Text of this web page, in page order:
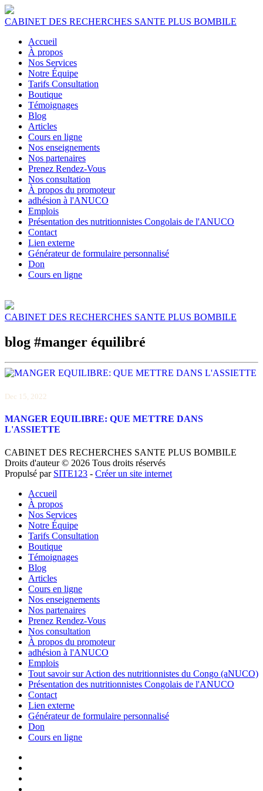
CABINET DES RECHERCHES SANTE PLUS BOMBILE
Accueil
À propos
Nos Services
Notre Équipe
Tarifs Consultation
Boutique
Témoignages
Blog
Articles
Cours en ligne
Nos enseignements
Nos partenaires
Prenez Rendez-Vous
Nos consultation
À propos du promoteur
adhésion à l'ANUCO
Emplois
Présentation des nutritionnistes Congolais de l'ANUCO
Contact
Lien externe
Générateur de formulaire personnalisé
Don
Cours en ligne
CABINET DES RECHERCHES SANTE PLUS BOMBILE
blog #manger équilibré
Dec 15, 2022
MANGER EQUILIBRE: QUE METTRE DANS
L'ASSIETTE
CABINET DES RECHERCHES SANTE PLUS BOMBILE
Droits d'auteur © 2026 Tous droits réservés
Propulsé par SITE123 - Créer un site internet
Accueil
À propos
Nos Services
Notre Équipe
Tarifs Consultation
Boutique
Témoignages
Blog
Articles
Cours en ligne
Nos enseignements
Nos partenaires
Prenez Rendez-Vous
Nos consultation
À propos du promoteur
adhésion à l'ANUCO
Emplois
Tout savoir sur Action des nutritionnistes du Congo (aNUCO)
Présentation des nutritionnistes Congolais de l'ANUCO
Contact
Lien externe
Générateur de formulaire personnalisé
Don
Cours en ligne